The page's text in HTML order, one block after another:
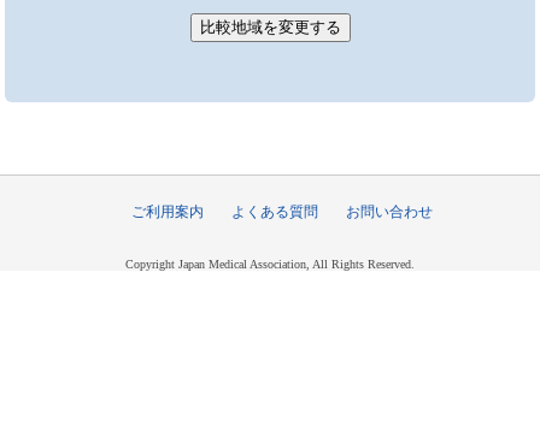
ご利用案内 よくある質問 お問い合わせ
Copyright Japan Medical Association, All Rights Reserved.